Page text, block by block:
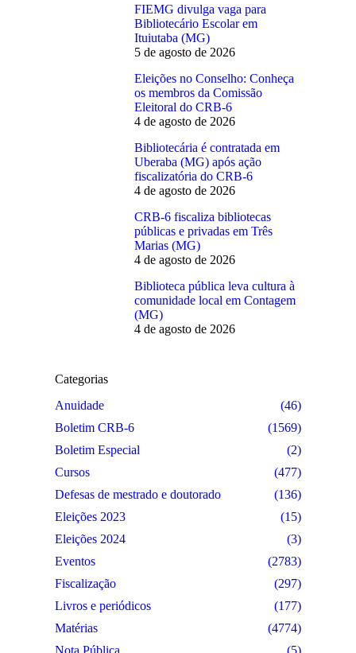
FIEMG divulga vaga para
Bibliotecário Escolar em
Ituiutaba (MG)
5 de agosto de 2026
Eleições no Conselho: Conheça
os membros da Comissão
Eleitoral do CRB-6
4 de agosto de 2026
Bibliotecária é contratada em
Uberaba (MG) após ação
fiscalizatória do CRB-6
4 de agosto de 2026
CRB-6 fiscaliza bibliotecas
públicas e privadas em Três
Marias (MG)
4 de agosto de 2026
Biblioteca pública leva cultura à
comunidade local em Contagem
(MG)
4 de agosto de 2026
Categorias
Anuidade
(46)
Boletim CRB-6
(1569)
Boletim Especial
(2)
Cursos
(477)
Defesas de mestrado e doutorado
(136)
Eleições 2023
(15)
Eleições 2024
(3)
Eventos
(2783)
Fiscalização
(297)
Livros e periódicos
(177)
Matérias
(4774)
Nota Pública
(5)